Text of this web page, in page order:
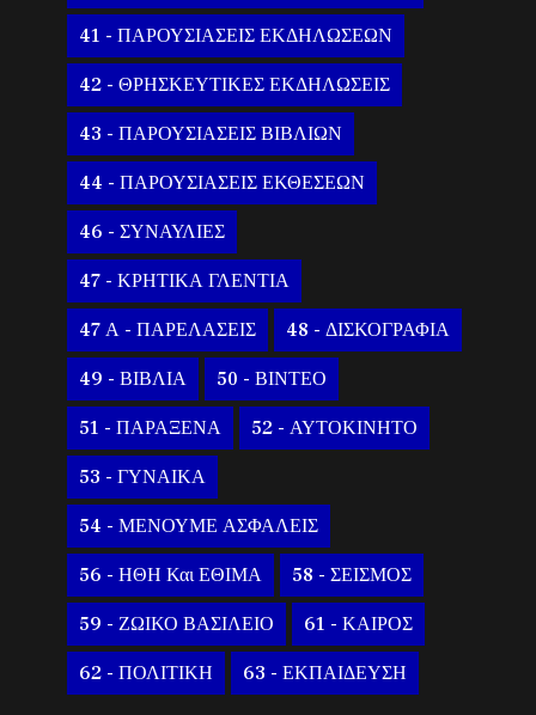
41 - ΠΑΡΟΥΣΙΑΣΕΙΣ ΕΚΔΗΛΩΣΕΩΝ
42 - ΘΡΗΣΚΕΥΤΙΚΕΣ ΕΚΔΗΛΩΣΕΙΣ
43 - ΠΑΡΟΥΣΙΑΣΕΙΣ ΒΙΒΛΙΩΝ
44 - ΠΑΡΟΥΣΙΑΣΕΙΣ ΕΚΘΕΣΕΩΝ
46 - ΣΥΝΑΥΛΙΕΣ
47 - ΚΡΗΤΙΚΑ ΓΛΕΝΤΙΑ
47 Α - ΠΑΡΕΛΑΣΕΙΣ 48 - ΔΙΣΚΟΓΡΑΦΙΑ
49 - ΒΙΒΛΙΑ 50 - ΒΙΝΤΕΟ
51 - ΠΑΡΑΞΕΝΑ 52 - ΑΥΤΟΚΙΝΗΤΟ
53 - ΓΥΝΑΙΚΑ
54 - ΜΕΝΟΥΜΕ ΑΣΦΑΛΕΙΣ
56 - ΗΘΗ Και ΕΘΙΜΑ 58 - ΣΕΙΣΜΟΣ
59 - ΖΩΙΚΟ ΒΑΣΙΛΕΙΟ 61 - ΚΑΙΡΟΣ
62 - ΠΟΛΙΤΙΚΗ 63 - ΕΚΠΑΙΔΕΥΣΗ